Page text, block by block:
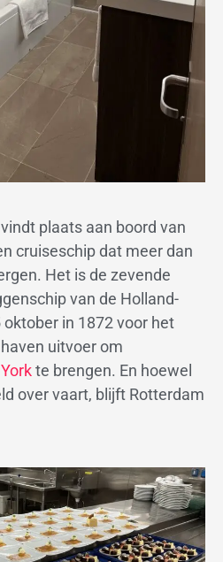
plaats aan boord van
cruiseschip dat meer dan
Het is de zevende
van de Holland-
in 1872 voor het
uitvoer om
te brengen. En hoewel
over vaart, blijft Rotterdam